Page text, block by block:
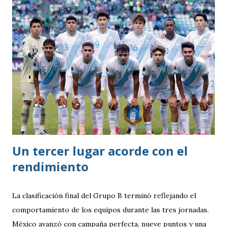
Un tercer lugar acorde con el
rendimiento
La clasificación final del Grupo B terminó reflejando el
comportamiento de los equipos durante las tres jornadas.
México avanzó con campaña perfecta, nueve puntos y una